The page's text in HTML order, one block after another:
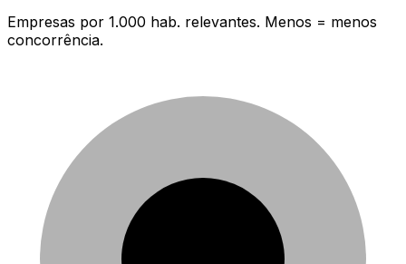
Empresas por 1.000 hab. relevantes. Menos = menos
concorrência.